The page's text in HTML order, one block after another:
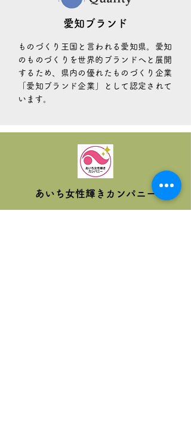
愛知ブランド
ものづくり王国と言われる愛知県。愛知
のものづくりを世界的ブランドへと展開
するため、県内の優れたものづくり企業
「愛知ブランド企業」として認定されて
います。
あいち女性輝きカンパニー